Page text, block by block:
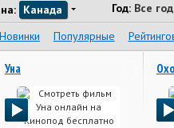
Канада Год: Все
Новинки Популярные
Уна